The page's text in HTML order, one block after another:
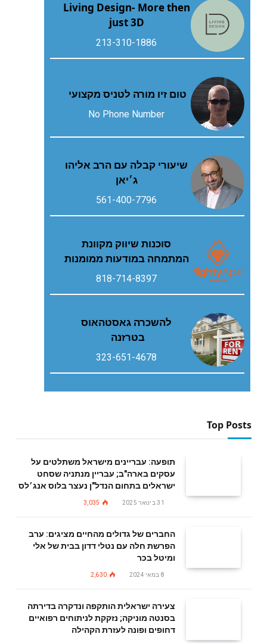
Living Design- More then
just 3D
213-310-1886
טום זיו מורה לטניס מקצועי
No Phone Number
שיעורי קבלה עם הרב אליהו
ג׳יאן
561-400-7796
סוכנות שיווק מקוונת
המתמחה במודעות ממומנות
818-714-8397
להשכרה גאסטהאוס
בטרזנה
323-651-4678
Top Posts
תופעה: עבריינים מישראל משתלטים על
עסקים בארה"ב; עבריין מנתניה שסחט
ישראלים בתחום הנדל"ן נעצר בלוס אנג׳לס
31 בינואר 2025 3,035
החברים של גדולים מהחיים מציגים: ערב
הפרשת חלה עם נטלי דדון בבית של אלי
ומיטל בכר
8 במאי 2024 2,630
צעירה ישראלית הותקפה ונדקרה בדירתה
בסנטה מוניקה; נזקקת לניתוחים רפואיים
דחופים ופונה לעזרת הקהילה